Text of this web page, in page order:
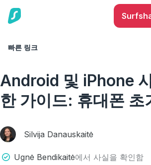
빠른 링크
블로그 사이버 보안
Android 및 iPhone
한 가이드: 휴대폰 초
Silvija Danauskaitė
Ugnė Bendikaitė에서 사실을 확인함